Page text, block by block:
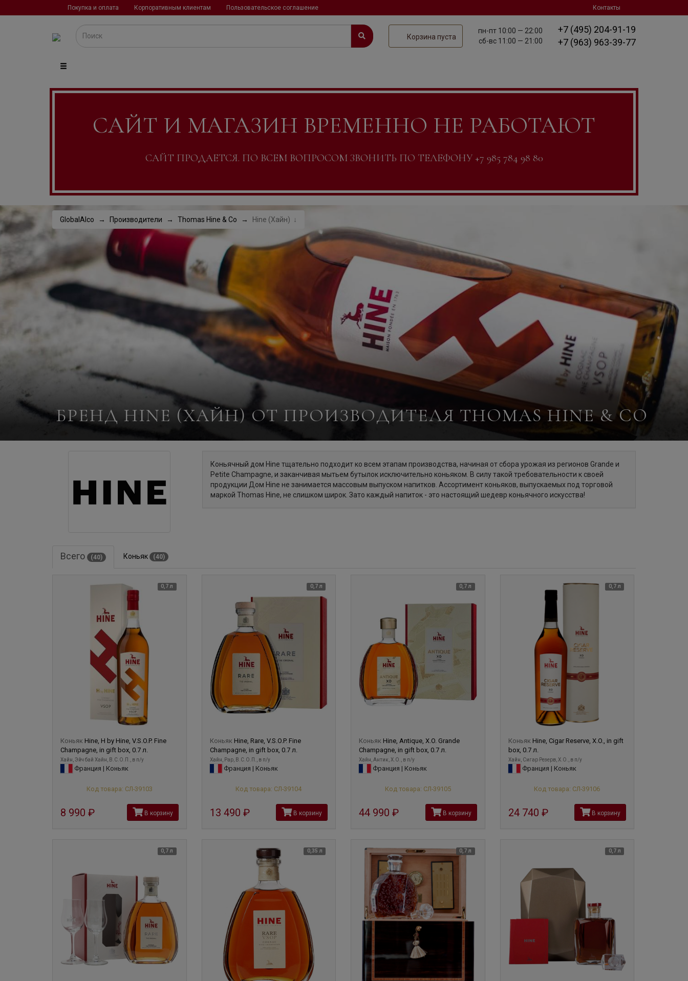
Покупка и оплата Корпоративным клиентам Пользовательское соглашение Контакты
Корзина пуста
пн-пт 10:00 — 22:00
сб-вс 11:00 — 21:00
+7 (495) 204-91-19
+7 (963) 963-39-77
САЙТ И МАГАЗИН ВРЕМЕННО НЕ РАБОТАЮТ
САЙТ ПРОДАЕТСЯ. ПО ВСЕМ ВОПРОСОМ ЗВОНИТЬ ПО ТЕЛЕФОНУ +7 985 784 98 80
GlobalAlco Производители Thomas Hine & Co Hine (Хайн)
БРЕНД HINE (ХАЙН) ОТ ПРОИЗВОДИТЕЛЯ THOMAS HINE & CO
Коньячный дом Hine тщательно подходит ко всем этапам производства, начиная от сбора урожая из регионов Grande и
Petite Champagne, и заканчивая мытьем бутылок исключительно коньяком. В силу такой требовательности к своей
продукции Дом Hine не занимается массовым выпуском напитков. Ассортимент коньяков, выпускаемых под торговой
маркой Thomas Hine, не слишком широк. Зато каждый напиток - это настоящий шедевр коньячного искусства!
Всего (40) Коньяк (40)
0,7 л
Коньяк Hine, H by Hine, V.S.O.P. Fine
Champagne, in gift box, 0.7 л.
Хайн, Эйч бай Хайн, В.С.О.П., в п/у
Франция | Коньяк
Код товара: СЛ-39103
8 990 В корзину
0,7 л
Коньяк Hine, Rare, V.S.O.P. Fine
Champagne, in gift box, 0.7 л.
Хайн, Рар, В.С.О.П., в п/у
Франция | Коньяк
Код товара: СЛ-39104
13 490 В корзину
0,7 л
Коньяк Hine, Antique, X.O. Grande
Champagne, in gift box, 0.7 л.
Хайн, Антик, X.O., в п/у
Франция | Коньяк
Код товара: СЛ-39105
44 990 В корзину
0,7 л
Коньяк Hine, Cigar Reserve, X.O., in gift
box, 0.7 л.
Хайн, Сигар Резерв, X.O., в п/у
Франция | Коньяк
Код товара: СЛ-39106
24 740 В корзину
0,7 л 0,35 л 0,7 л 0,7 л